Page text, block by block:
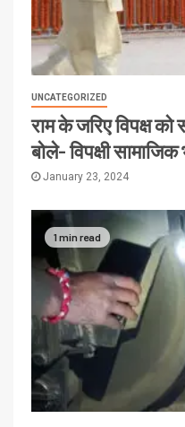
UNCATEGORIZED
राम के जरिए विपक्ष
बोले- विपक्षी
January 23, 2024
1 min read